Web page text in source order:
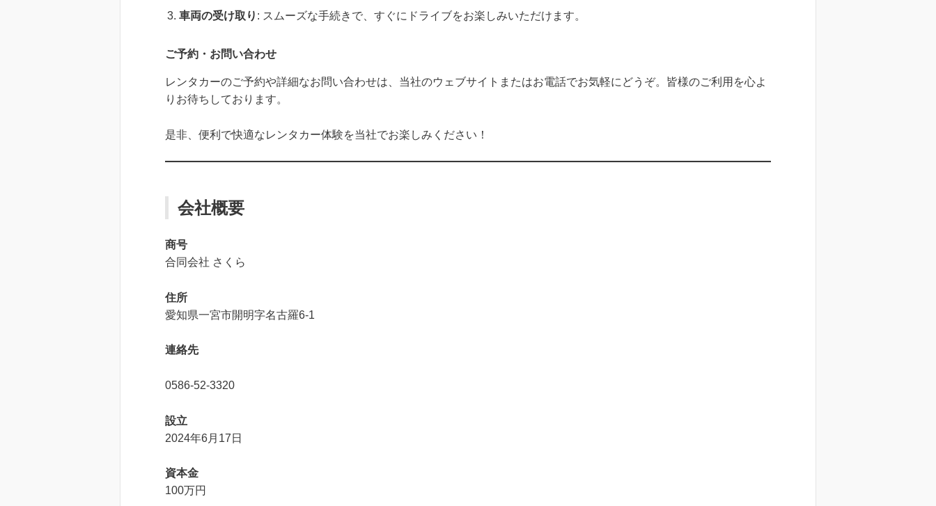
車両の受け取り : スムーズな手続きで、すぐにドライブをお楽しみいただけます。
ご予約・お問い合わせ
レンタカーのご予約や詳細なお問い合わせは、当社のウェブサイトまたはお電話でお気軽にどうぞ。皆様のご利用を心よ
りお待ちしております。
是非、便利で快適なレンタカー体験を当社でお楽しみください！
会社概要
商号
合同会社 さくら
住所
愛知県一宮市開明字名古羅6-1
連絡先
0586-52-3320
設立
2024年6月17日
資本金
100万円